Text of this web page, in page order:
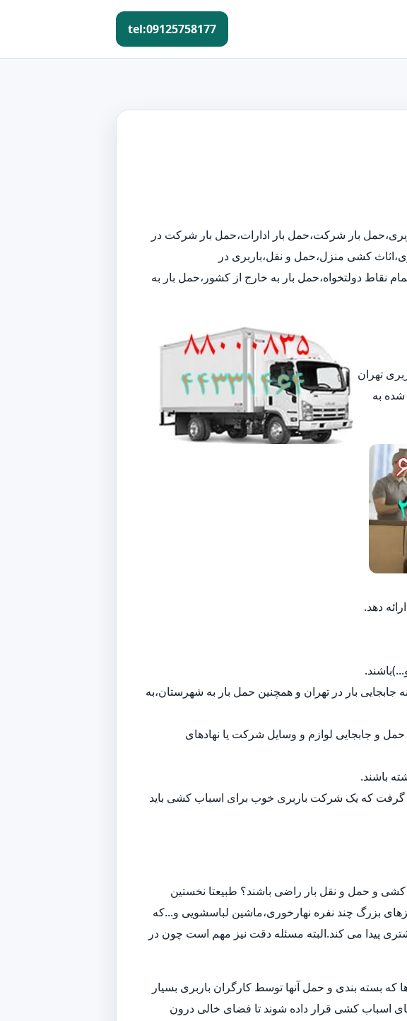
tel:09125758177
بار شرکت،حمل بار ادارات،حمل بار شرکت در
کشی منزل،حمل و نقل،باربری در
تمام نقاط دولتخواه،حمل بار به خارج از کشور،حمل بار به
تهران
به
دهد.
جابجایی بار در تهران و همچنین حمل بار به شهرستان،به
و جابجایی لوازم و وسایل شرکت یا نهادهای
باشند.
گرفت که یک شرکت باربری خوب برای اسباب کشی باید
و حمل و نقل بار راضی باشند؟ طبیعتا نخستین
بزرگ چند نفره نهارخوری،ماشین لباسشویی و...که
پیدا می کند.البته مسئله دقت نیز مهم است چون در
که بسته بندی و حمل آنها توسط کارگران باربری بسیار
کشی قرار داده شوند تا فضای خالی درون